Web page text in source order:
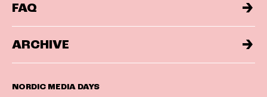
FAQ
ARCHIVE
NORDIC MEDIA DAYS